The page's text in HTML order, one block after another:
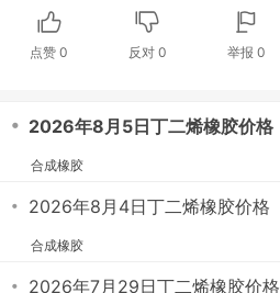
点赞0 反对 0 举报 0
・ 2026年8月5日丁二烯橡胶价格
合成橡胶
・ 2026年8月4日丁二烯橡胶价格
合成橡胶
・ 2026年7月29日丁二烯橡胶价格